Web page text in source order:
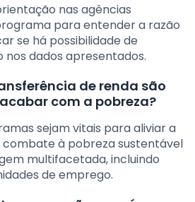
nas agências
para entender a razão
se há possibilidade de
dados apresentados.
de renda são
com a pobreza?
sejam vitais para aliviar a
à pobreza sustentável
multifacetada, incluindo
de emprego.